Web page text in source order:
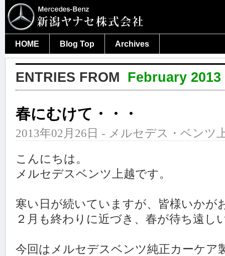
HOME Blog Top Archives
ENTRIES FROM February 2013
春にむけて・・・
2013年02月26日 - メルセデス・ベンツ
こんにちは。
メルセデスベンツ上越です。
寒い日が続いていますが、皆様いかが
２月も終わりに近づき、春が待ち遠し
今回はメルセデスベンツ純正カーケア